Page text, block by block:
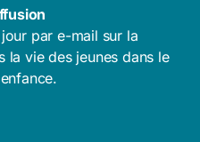
par e-mail sur la
la vie des jeunes dans le